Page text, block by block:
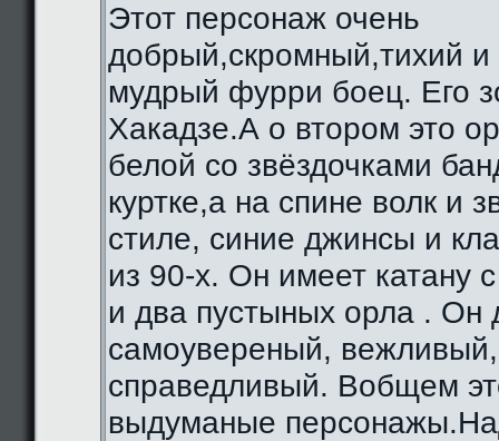
Этот персонаж очень
добрый,скромный,тихий и
мудрый фурри боец. Его
Хакадзе.А о втором это
белой со звёздочками
куртке,а на спине волк и
стиле, синие джинсы и
из 90-х. Он имеет катану
и два пустыных орла . Он
самоувереный,
справедливый. Вобщем
выдуманые